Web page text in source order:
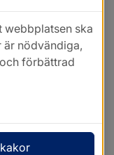
ska
är nödvändiga,
förbättrad